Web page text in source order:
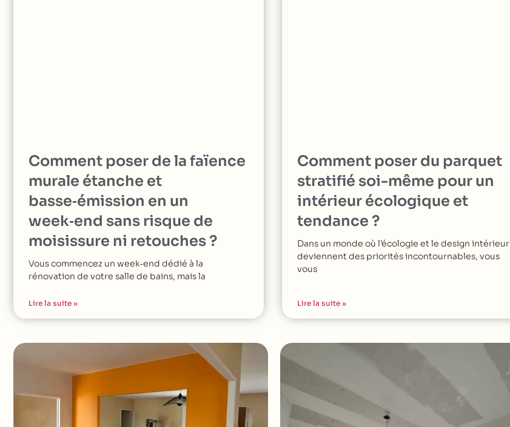
Comment poser de la faïence
murale étanche et
basse‑émission en un
week‑end sans risque de
moisissure ni retouches ?
Vous commencez un week‑end dédié à la
rénovation de votre salle de bains, mais la
Lire la suite »
Comment poser du parquet
stratifié soi-même pour un
intérieur écologique et
tendance ?
Dans un monde où l’écologie et le design intérieur
deviennent des priorités incontournables, vous
vous
Lire la suite »